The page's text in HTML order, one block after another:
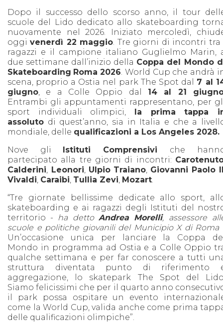
Dopo il successo dello scorso anno, il tour
scuole del Lido dedicato allo skateboarding
nuovamente nel 2026. Iniziato mercoledì,
oggi venerdì 22 maggio. Tre giorni di incontri tra
ragazzi e il campione italiano Guglielmo Marin,
due settimane dall’inizio della Coppa del Mondo
Skateboarding Roma 2026. World Cup che andrà
scena, proprio a Ostia nel park The Spot dal 7 al
giugno, e a Colle Oppio dal 14 al 21
Entrambi gli appuntamenti rappresentano, per
sport individuali olimpici,
la prima tappa
assoluto di quest’anno, sia in Italia e che a
mondiale, delle qualificazioni a Los Angeles 2028.
Nove gli
Istituti Comprensivi che
partecipato alla tre giorni di incontri:
Calderini, Leonori, Ulpio Traiano, Giovanni Paolo
Vivaldi, Caraibi, Tullia Zevi, Mozart.
“Tre giornate bellissime dedicate allo sport,
skateboarding e ai ragazzi degli Istituti del
territorio - ha detto Andrea Morelli, assessore
scuole e politiche giovanili del Municipio X di Roma
Un’occasione unica per lanciare la Coppa
Mondo in programma ad Ostia e a Colle Oppio
qualche settimana e per far conoscere a tutti
struttura diventata punto di riferimento
aggregazione, lo skatepark The Spot del
Siamo felicissimi che per il quarto anno
il park possa ospitare un evento
come la World Cup, valida anche come prima
delle qualificazioni olimpiche”.